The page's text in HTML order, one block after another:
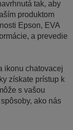
tak, aby
produktom
Epson, EVA
a prevedie
ikonu chatovacej
získate prístup k
s vašou
ako nás